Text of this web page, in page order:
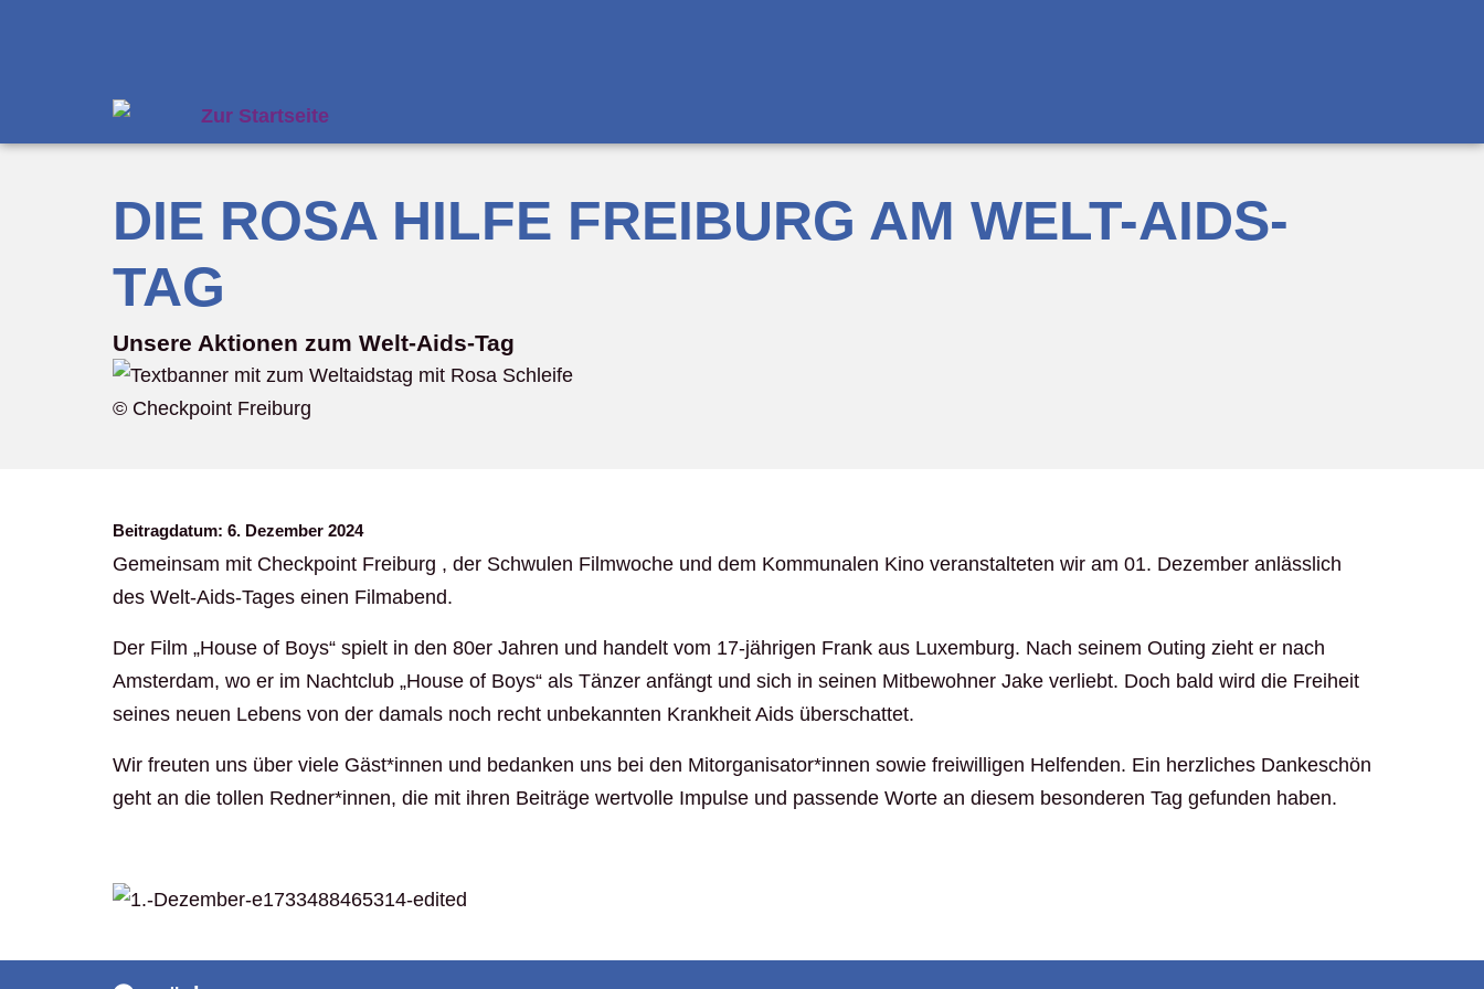
DIE ROSA HILFE FREIBURG AM WELT-AIDS-
TAG
Unsere Aktionen zum Welt-Aids-Tag
© Checkpoint Freiburg
Beitragdatum: 6. Dezember 2024
Gemeinsam mit Checkpoint Freiburg , der Schwulen Filmwoche und dem Kommunalen Kino veranstalteten wir am 01. Dezember anlässlich
des Welt-Aids-Tages einen Filmabend.
Der Film „House of Boys“ spielt in den 80er Jahren und handelt vom 17-jährigen Frank aus Luxemburg. Nach seinem Outing zieht er nach
Amsterdam, wo er im Nachtclub „House of Boys“ als Tänzer anfängt und sich in seinen Mitbewohner Jake verliebt. Doch bald wird die Freiheit
seines neuen Lebens von der damals noch recht unbekannten Krankheit Aids überschattet.
Wir freuten uns über viele Gäst*innen und bedanken uns bei den Mitorganisator*innen sowie freiwilligen Helfenden. Ein herzliches Dankeschön
geht an die tollen Redner*innen, die mit ihren Beiträge wertvolle Impulse und passende Worte an diesem besonderen Tag gefunden haben.